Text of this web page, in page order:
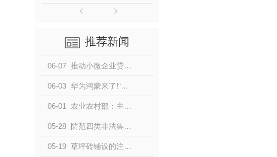
推荐新闻
06-07 推动小微企业贷款实现“两增”
06-03 华为鸿蒙来了!“碰一碰”就可实现设备互联
06-01 农业农村部：主要农作物种子质量抽查合格率稳定在98%以上
05-28 防范四类非法集资 守护老年人钱袋子
05-19 草坪砖铺设的注意事项有哪些？